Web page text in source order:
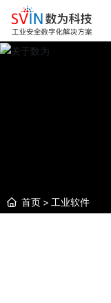
关于数为
首页 工业软件